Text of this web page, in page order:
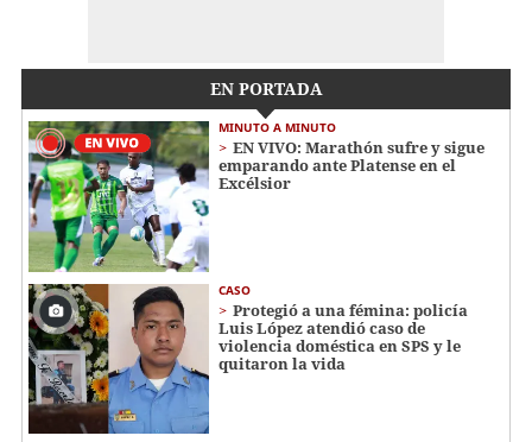
EN PORTADA
MINUTO A MINUTO
EN VIVO: Marathón sufre y sigue
emparando ante Platense en el
Excélsior
CASO
Protegió a una fémina: policía
Luis López atendió caso de
violencia doméstica en SPS y le
quitaron la vida